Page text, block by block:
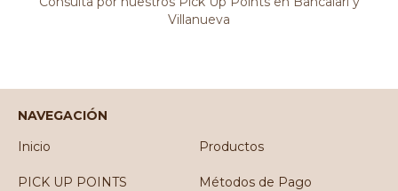
Villanueva
NAVEGACIÓN
Inicio
Productos
PICK UP POINTS Métodos de Pago